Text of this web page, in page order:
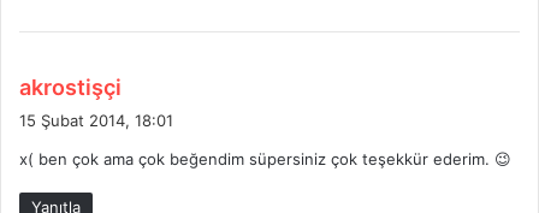
akrostişçi
e
i
15 Şubat 2014, 18:01
x( ben çok ama çok beğendim süpersiniz çok teşekkür ederim. 😉
Yanıtla